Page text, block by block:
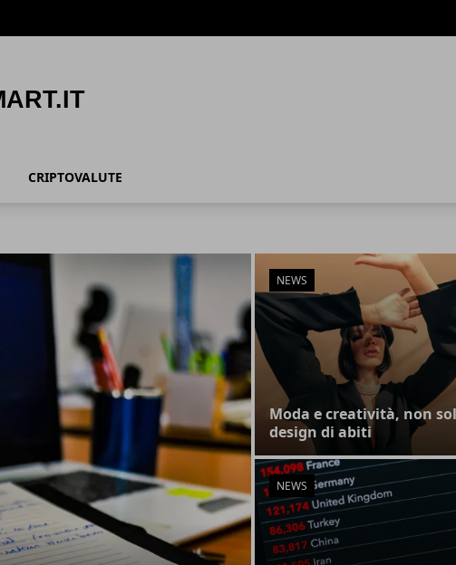
CRIPTOVALUTE
NEWS
Moda e creatività, non
design di abiti
NEWS